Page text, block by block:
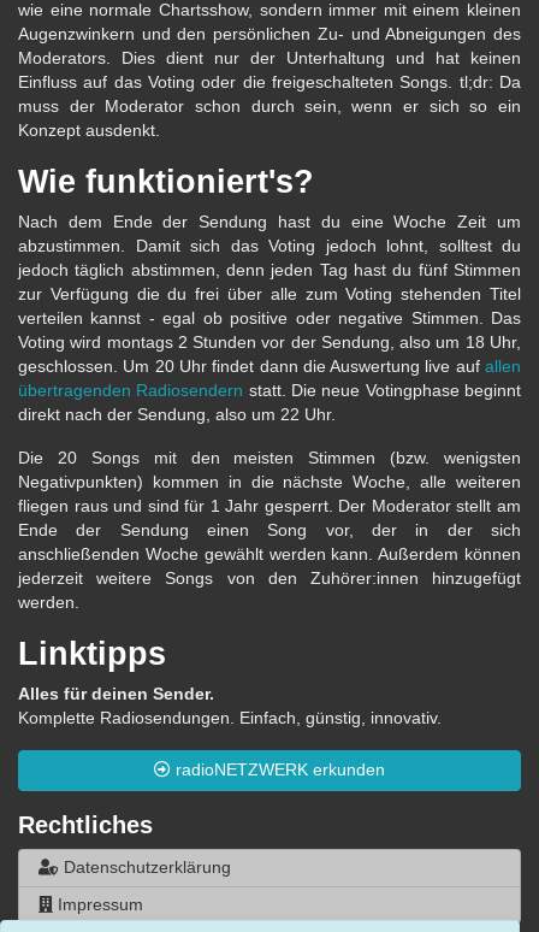
wie eine normale Chartsshow, sondern immer mit einem kleinen
Augenzwinkern und den persönlichen Zu- und Abneigungen des
Moderators. Dies dient nur der Unterhaltung und hat keinen
Einfluss auf das Voting oder die freigeschalteten Songs. tl;dr: Da
muss der Moderator schon durch sein, wenn er sich so ein
Konzept ausdenkt.
Wie funktioniert's?
Nach dem Ende der Sendung hast du eine Woche Zeit um
abzustimmen. Damit sich das Voting jedoch lohnt, solltest du
jedoch täglich abstimmen, denn jeden Tag hast du fünf Stimmen
zur Verfügung die du frei über alle zum Voting stehenden Titel
verteilen kannst - egal ob positive oder negative Stimmen. Das
Voting wird montags 2 Stunden vor der Sendung, also um 18 Uhr,
geschlossen. Um 20 Uhr findet dann die Auswertung live auf allen
übertragenden Radiosendern statt. Die neue Votingphase beginnt
direkt nach der Sendung, also um 22 Uhr.
Die 20 Songs mit den meisten Stimmen (bzw. wenigsten
Negativpunkten) kommen in die nächste Woche, alle weiteren
fliegen raus und sind für 1 Jahr gesperrt. Der Moderator stellt am
Ende der Sendung einen Song vor, der in der sich
anschließenden Woche gewählt werden kann. Außerdem können
jederzeit weitere Songs von den Zuhörer:innen hinzugefügt
werden.
Linktipps
Alles für deinen Sender.
Komplette Radiosendungen. Einfach, günstig, innovativ.
radioNETZWERK erkunden
Rechtliches
Datenschutzerklärung
Impressum